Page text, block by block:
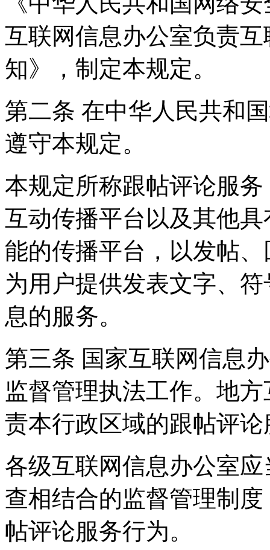
互联网信息办公室负责
知》，制定本规定。
第二条 在中华人民共和
遵守本规定。
本规定所称跟帖评论服
互动传播平台以及其他
能的传播平台，以发帖
为用户提供发表文字、
息的服务。
第三条 国家互联网信息
监督管理执法工作。地
责本行政区域的跟帖评
各级互联网信息办公室
查相结合的监督管理制
帖评论服务行为。